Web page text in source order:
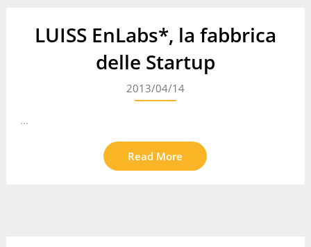
LUISS EnLabs*, la fabbrica
delle Startup
2013/04/14
...
Read More